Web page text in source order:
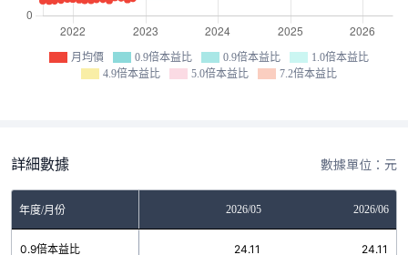
月均價 0.9倍本益比 0.9倍本益比
1.0倍本益比
4.9倍本益比
5.0倍本益比 7.2倍本益比
詳細數據 數據單位：元
年度/月份 2026/05 2026/06
0.9倍本益比 24.11 24.11